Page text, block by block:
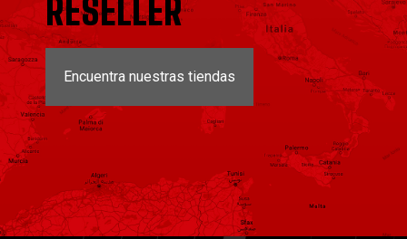
RESELLER
Encuentra nuestras tiendas